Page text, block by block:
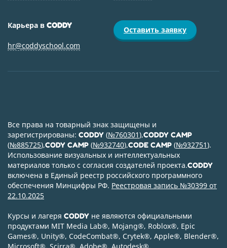
Карьера в CODDY
hr@coddyschool.com
Оставить заявку
Все права на товарный знак защищены и
зарегистрированы: CODDY (№760301),CODDY CAMP
(№885725),CODY CAMP (№932740),CODE CAMP (№932751).
Использование визуальных и интеллектуальных
материалов только с согласия создателей проекта.CODDY
включена в Единый реестр российского программного
обеспечения Минцифры РФ. Реестровая запись №30399 от
22.10.2025
Курсы и лагеря CODDY не являются официальными
продуктами MIT Media Lab®, Mojang®, Roblox®, Epic
Games®, Unity®, CodeСombat®, Crytek®, Apple®, Blender®,